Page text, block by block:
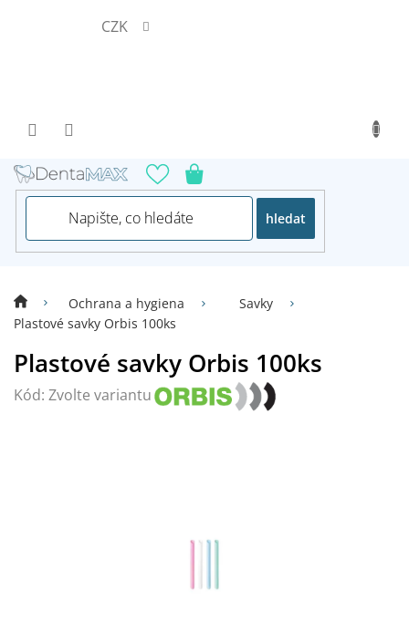
CZK
hledat
Ochrana a hygiena
Savky
Plastové savky Orbis 100ks
Plastové savky Orbis 100ks
Kód: Zvolte variantu